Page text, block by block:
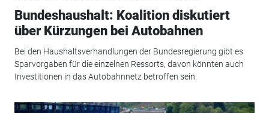
Bundeshaushalt: Koalition diskutiert
über Kürzungen bei Autobahnen
Bei den Haushaltsverhandlungen der Bundesregierung gibt es
Sparvorgaben für die einzelnen Ressorts, davon könnten auch
Investitionen in das Autobahnnetz betroffen sein.